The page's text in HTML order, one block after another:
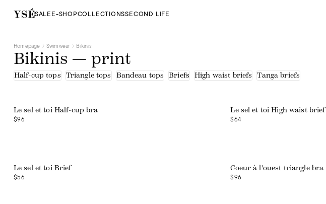
SALEE-SHOPCOLLECTIONSSECOND LIFE
Homepage Swimwear Bikinis
Bikinis — print
Half-cup tops Triangle tops Bandeau tops Briefs High waist briefs Tanga briefs
Le sel et toi Half-cup bra
$96
Le sel et toi High waist brief
$64
Le sel et toi Brief
$56
Coeur à l'ouest triangle bra
$96